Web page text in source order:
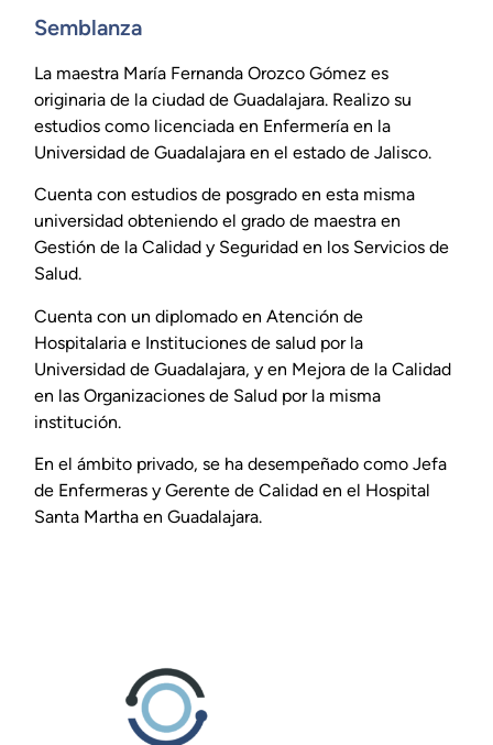
Semblanza
La maestra María Fernanda Orozco Gómez es
originaria de la ciudad de Guadalajara. Realizo su
estudios como licenciada en Enfermería en la
Universidad de Guadalajara en el estado de Jalisco.
Cuenta con estudios de posgrado en esta misma
universidad obteniendo el grado de maestra en
Gestión de la Calidad y Seguridad en los Servicios de
Salud.
Cuenta con un diplomado en Atención de
Hospitalaria e Instituciones de salud por la
Universidad de Guadalajara, y en Mejora de la Calidad
en las Organizaciones de Salud por la misma
institución.
En el ámbito privado, se ha desempeñado como Jefa
de Enfermeras y Gerente de Calidad en el Hospital
Santa Martha en Guadalajara.